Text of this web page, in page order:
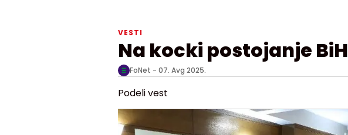
VESTI
Na kocki postojanje BiH
FoNet - 07. Avg 2025.
Podeli vest